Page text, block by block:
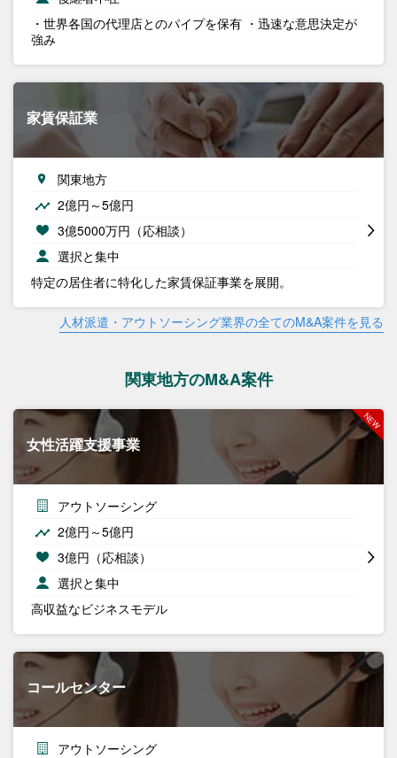
・世界各国の代理店とのパイプを保有 ・迅速な意思決定が
強み
家賃保証業
関東地方
2億円～5億円
3億5000万円（応相談）
選択と集中
特定の居住者に特化した家賃保証事業を展開。
人材派遣・アウトソーシング業界の全てのM&A案件を見る
関東地方のM&A案件
女性活躍支援事業
アウトソーシング
2億円～5億円
3億円（応相談）
選択と集中
高収益なビジネスモデル
コールセンター
アウトソーシング